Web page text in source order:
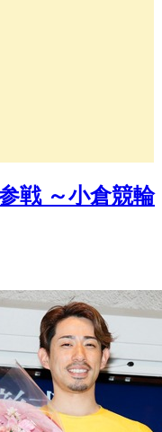
戦 ～小倉競輪